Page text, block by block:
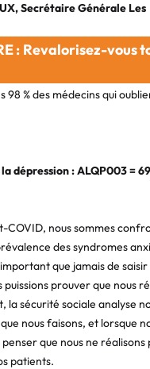
Secrétaire Générale Les
: Revalorisez-vous
98 % des médecins qui
dépression : ALQP003 =
COVID, nous sommes
des syndromes
que jamais de saisir
puissions prouver que nous
la sécurité sociale analyse
nous faisons, et lorsque
que nous ne réalisons
patients.